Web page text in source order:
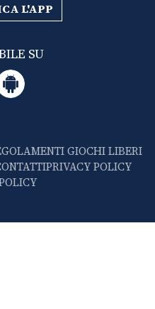
L'APP
SU
GIOCHI LIBERI
PRIVACY POLICY